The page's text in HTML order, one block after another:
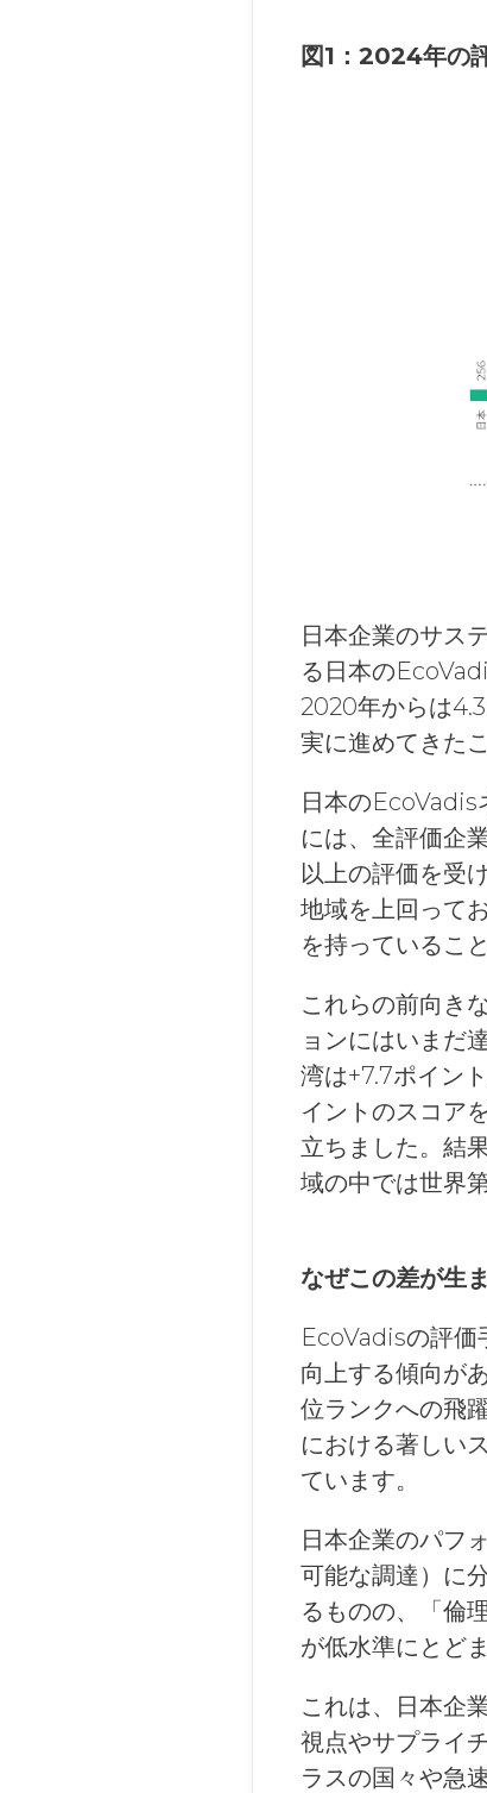
図1：2024年の
日本企業のサス
る日本の
2020年からは
実に進めてきた
日本のEcoVadis
には、全評価企
以上の評価を受
地域を上回って
を持っているこ
これらの前向き
ョンにはいまだ
湾は+7.7ポイン
イントのスコア
立ちました。結
域の中では世界
なぜこの差が生
EcoVadisの評価
向上する傾向が
位ランクへの飛
における著しい
ています。
日本企業のパフ
可能な調達）に
るものの、「倫
が低水準にとど
これは、日本企
視点やサプライ
ラスの国々や急